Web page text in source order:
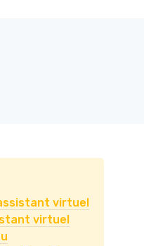
virtuel
virtuel